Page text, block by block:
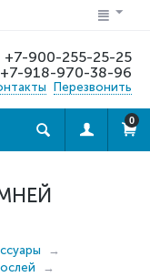
+7-900-255-25-25
+7-918-970-38-96
Перезвонить
0